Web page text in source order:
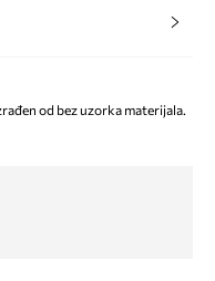
od bez uzorka materijala.